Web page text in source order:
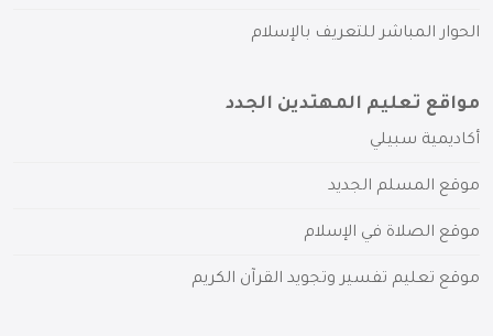
الحوار المباشر للتعريف بالإسلام
مواقع تعليم المهتدين الجدد
أكاديمية سبيلي
موقع المسلم الجديد
موقع الصلاة في الإسلام
موقع تعليم تفسير وتجويد القرآن الكريم